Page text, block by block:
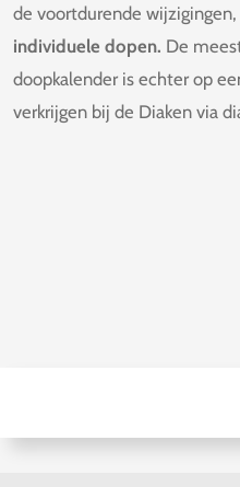
de voortdurende
individuele dopen. De
doopkalender is echter op
verkrijgen bij de Diaken via